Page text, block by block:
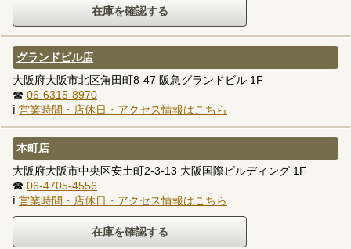
グランドビル店
大阪府大阪市北区角田町8-47 阪急グランドビル 1F
☎ 06-6315-8970
ℹ 営業時間・店休日・アクセス情報はこちら
本町店
大阪府大阪市中央区安土町2-3-13 大阪国際ビルディング 1F
☎ 06-4705-4556
ℹ 営業時間・店休日・アクセス情報はこちら